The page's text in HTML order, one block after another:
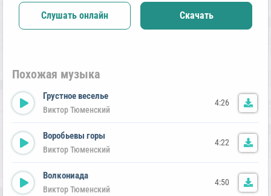
Слушать онлайн Скачать
Похожая музыка
Грустное веселье
Виктор Тюменский
4:26
Воробьевы горы
Виктор Тюменский
4:22
Волкониада
Виктор Тюменский
4:50